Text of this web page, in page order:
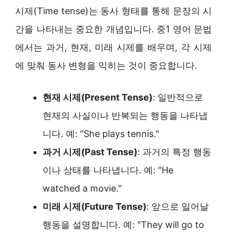
시제(Time tense)는 동사 형태를 통해 문장의 시
간을 나타내는 중요한 개념입니다. 중1 영어 문법
에서는 과거, 현재, 미래 시제를 배우며, 각 시제
에 맞춰 동사 변형을 익히는 것이 중요합니다.
현재 시제(Present Tense): 일반적으로
현재의 사실이나 반복되는 행동을 나타냅
니다. 예: "She plays tennis."
과거 시제(Past Tense): 과거의 특정 행동
이나 상태를 나타냅니다. 예: "He
watched a movie."
미래 시제(Future Tense): 앞으로 일어날
행동을 설명합니다. 예: "They will go to